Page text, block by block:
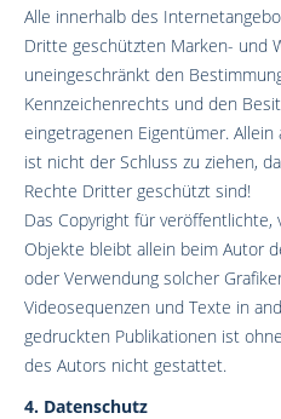
Alle innerhalb des
Dritte geschützten Marken- und
uneingeschränkt den
Kennzeichenrechts und den
eingetragenen Eigentümer.
ist nicht der Schluss zu ziehen,
Rechte Dritter geschützt sind!
Das Copyright für
Objekte bleibt allein beim Autor
oder Verwendung solcher
Videosequenzen und Texte in
gedruckten Publikationen ist
des Autors nicht gestattet.
4. Datenschutz